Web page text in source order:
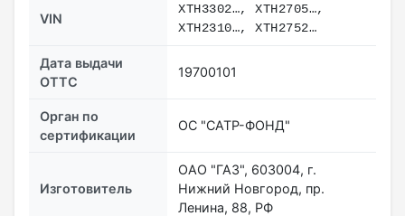
VIN
XTH3302…, XTH2705…,
XTH2310…, XTH2752…
Дата выдачи
ОТТС
19700101
Орган по
сертификации
ОС "САТР-ФОНД"
Изготовитель
ОАО "ГАЗ", 603004, г.
Нижний Новгород, пр.
Ленина, 88, РФ